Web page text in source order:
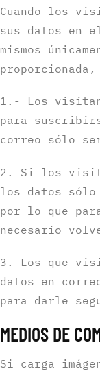
Cuando los
sus datos en
mismos
1.- Los
para
correo sólo
2.-Si los
los datos sólo
por lo que
necesario
3.-Los que
datos en
para darle
MEDIOS DE
Si carga